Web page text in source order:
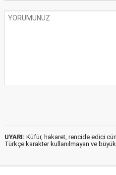
UYARI: Küfür, hakaret, rencide edici
Türkçe karakter kullanılmayan ve